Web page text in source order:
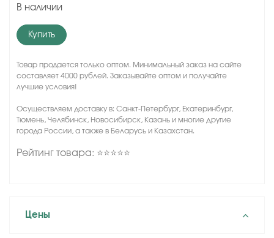
В наличии
Купить
Товар продается только оптом. Минимальный заказ на сайте
составляет 4000 рублей. Заказывайте оптом и получайте
лучшие условия!
Осуществляем доставку в: Санкт-Петербург, Екатеринбург,
Тюмень, Челябинск, Новосибирск, Казань и многие другие
города России, а также в Беларусь и Казахстан.
Рейтинг товара: ⭐⭐⭐⭐⭐
Цены